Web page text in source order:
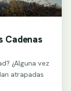
Cadenas
¿Alguna vez
atrapadas